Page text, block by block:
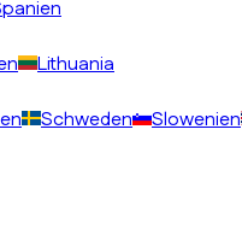
Lithuania
Schweden Slowenien